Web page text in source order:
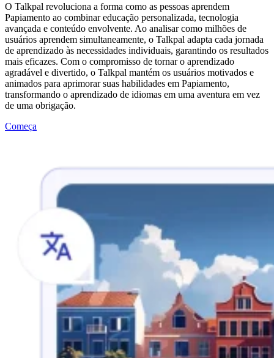
O Talkpal revoluciona a forma como as pessoas aprendem
Papiamento ao combinar educação personalizada, tecnologia
avançada e conteúdo envolvente. Ao analisar como milhões de
usuários aprendem simultaneamente, o Talkpal adapta cada jornada
de aprendizado às necessidades individuais, garantindo os resultados
mais eficazes. Com o compromisso de tornar o aprendizado
agradável e divertido, o Talkpal mantém os usuários motivados e
animados para aprimorar suas habilidades em Papiamento,
transformando o aprendizado de idiomas em uma aventura em vez
de uma obrigação.
Começa